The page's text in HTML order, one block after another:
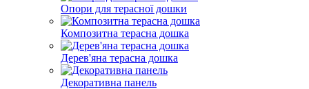
Опори для терасної дошки
Композитна терасна дошка
Дерев'яна терасна дошка
Декоративна панель